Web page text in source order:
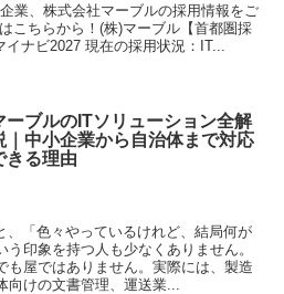
業、株式会社マーブルの採用情報をご
こちらから！(株)マーブル【首都圏採
ナビ2027 現在の採用状況：IT...
ーブルのITソリューション全解
｜中小企業から自治体まで対応
きる理由
、「色々やっているけれど、結局何が
印象を持つ人も少なくありません。
も屋ではありません。実際には、製造
けの文書管理、運送業...